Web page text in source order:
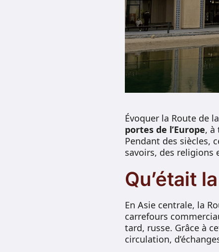
Évoquer la Route de
portes de l’Europe, à
Pendant des siècles,
savoirs, des religions
Qu’était
En Asie centrale, la
carrefours
tard, russe. Grâce à
circulation,